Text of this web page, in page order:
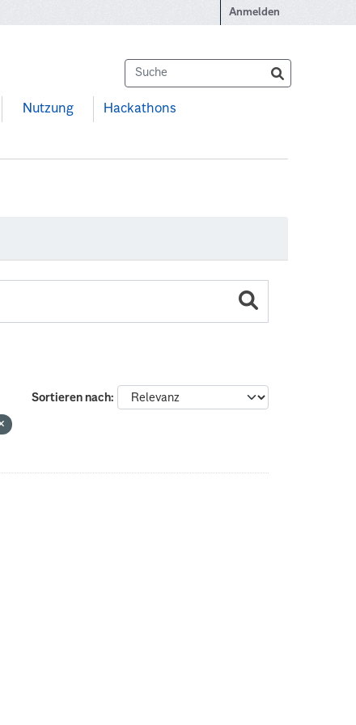
Anmelden
Nutzung Hackathons
Sortieren nach